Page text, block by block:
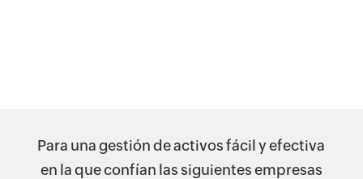
Para una gestión de activos fácil y efectiva
en la que confían las siguientes empresas